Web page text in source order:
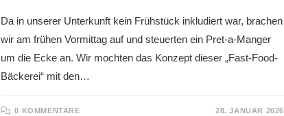
Da in unserer Unterkunft kein Frühstück inkludiert war, brachen
wir am frühen Vormittag auf und steuerten ein Pret-a-Manger
um die Ecke an. Wir mochten das Konzept dieser „Fast-Food-
Bäckerei“ mit den…
0 KOMMENTARE 28. JANUAR 2026